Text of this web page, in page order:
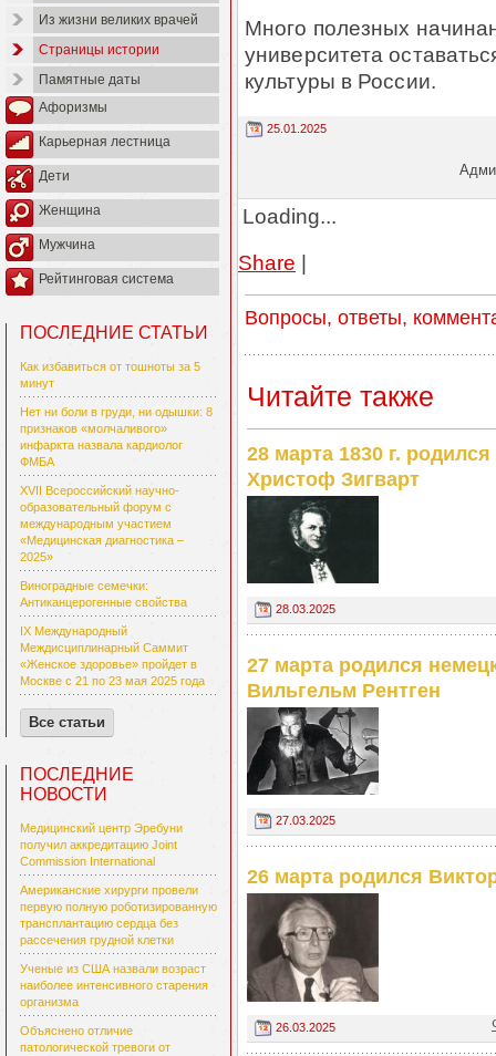
Из жизни великих врачей
Страницы истории
Памятные даты
Афоризмы
Карьерная лестница
Дети
Женщина
Мужчина
Рейтинговая система
ПОСЛЕДНИЕ СТАТЬИ
Как избавиться от тошноты за 5
минут
Нет ни боли в груди, ни одышки: 8
признаков «молчаливого»
инфаркта назвала кардиолог
ФМБА
XVII Всероссийский научно-
образовательный форум с
международным участием
«Медицинская диагностика –
2025»
Виноградные семечки:
Антиканцерогенные свойства
IX Международный
Междисциплинарный Саммит
«Женское здоровье» пройдет в
Москве с 21 по 23 мая 2025 года
Все статьи
ПОСЛЕДНИЕ
НОВОСТИ
Медицинский центр Эребуни
получил аккредитацию Joint
Commission International
Американские хирурги провели
первую полную роботизированную
трансплантацию сердца без
рассечения грудной клетки
Ученые из США назвали возраст
наиболее интенсивного старения
организма
Объяснено отличие
патологической тревоги от
Много полезных
университета
культуры в России.
25.01.2025
Loading...
Share |
Вопросы, ответы,
Читайте также
28 марта 1830 г.
Христоф Зигварт
28.03.2025
27 марта родился
Вильгельм Рентген
27.03.2025
26 марта родился
26.03.2025